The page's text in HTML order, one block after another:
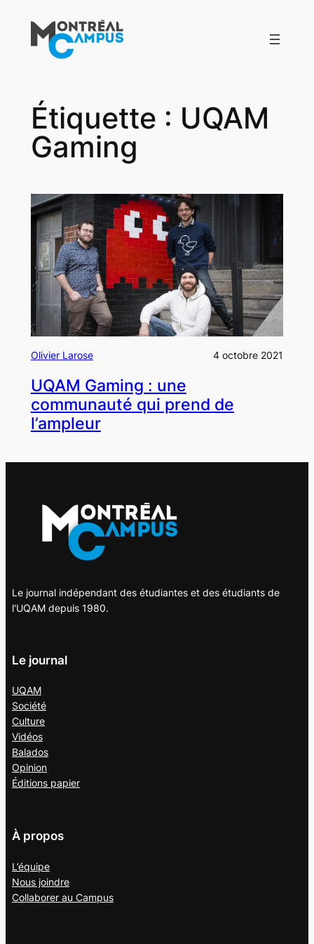
contenu
Étiquette : UQAM
Gaming
Olivier Larose 4 octobre 2021
UQAM Gaming : une
communauté qui prend de
l’ampleur
Le journal indépendant des étudiantes et des étudiants de
l'UQAM depuis 1980.
Le journal
UQAM
Société
Culture
Vidéos
Balados
Opinion
Éditions papier
À propos
L’équipe
Nous joindre
Collaborer au Campus